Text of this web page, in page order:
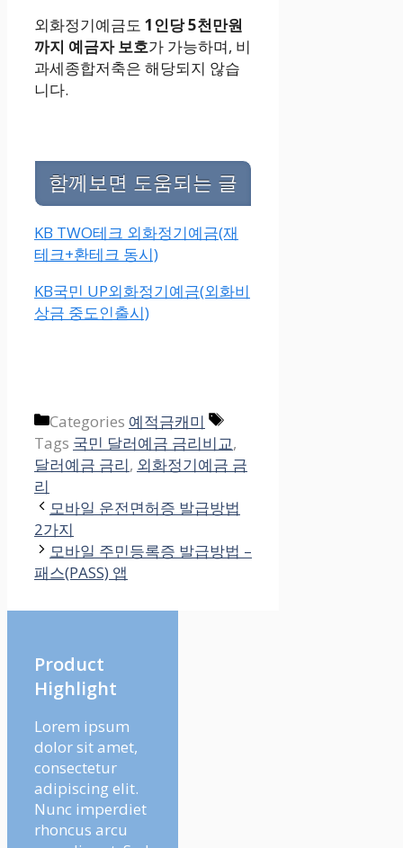
외화정기예금도 1인당 5천만원
까지 예금자 보호가 가능하며, 비
과세종합저축은 해당되지 않습
니다.
함께보면 도움되는 글
KB TWO테크 외화정기예금(재
테크+환테크 동시)
KB국민 UP외화정기예금(외화비
상금 중도인출시)
Categories 예적금캐미
Tags 국민 달러예금 금리비교,
달러예금 금리, 외화정기예금 금
리
모바일 운전면허증 발급방법
2가지
모바일 주민등록증 발급방법 –
패스(PASS) 앱
Product
Highlight
Lorem ipsum
dolor sit amet,
consectetur
adipiscing elit.
Nunc imperdiet
rhoncus arcu